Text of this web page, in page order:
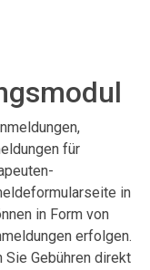
für
in
in Form von
erfolgen.
Gebühren direkt